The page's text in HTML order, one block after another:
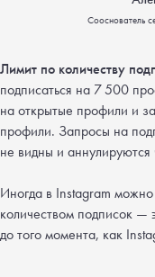
Сооснователь
Лимит по количеству
подписаться на 7 500
на открытые профили и
профили. Запросы на
не видны и аннулируются
Иногда в Instagram
количеством подписок —
до того момента, как